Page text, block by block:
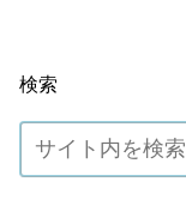
検索